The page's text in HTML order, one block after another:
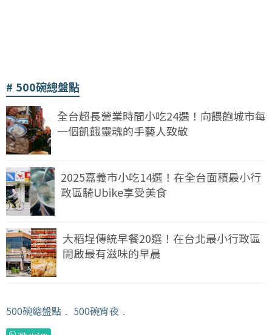
500碗總盤點
全台超長營業時間小吃24選！向餵飽城市每
一個飢餓靈魂的手藝人致敬
2025嘉義市小吃14選！在全台面積最小行
政區騎Ubike享受美食
大稻埕傳統早餐20選！在台北最小行政區
開啟最有滋味的早晨
500碗總盤點 ﹒ 500碗宵夜 ﹒